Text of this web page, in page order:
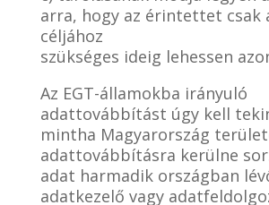
arra, hogy az érintettet csak
céljához
szükséges ideig lehessen
Az EGT-államokba irányuló
adattovábbítást úgy kell
mintha Magyarország
adattovábbításra kerülne
adat harmadik országban
adatkezelő vagy